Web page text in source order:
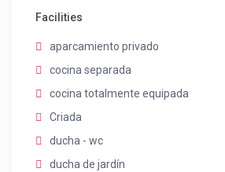
Facilities
aparcamiento privado
cocina separada
cocina totalmente equipada
Criada
ducha - wc
ducha de jardín